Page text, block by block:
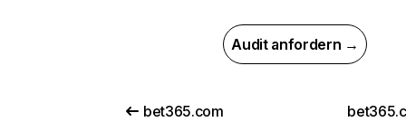
Audit anfordern →
bet365.com